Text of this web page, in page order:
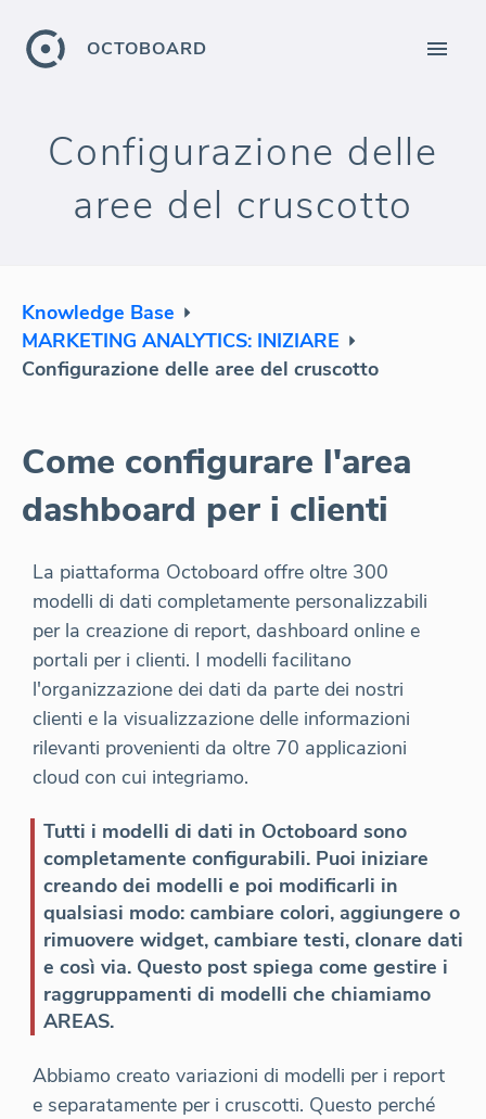
OCTOBOARD
Configurazione delle
aree del cruscotto
Knowledge Base
MARKETING ANALYTICS: INIZIARE
Configurazione delle aree del cruscotto
Come configurare l'area
dashboard per i clienti
La piattaforma Octoboard offre oltre 300
modelli di dati completamente personalizzabili
per la creazione di report, dashboard online e
portali per i clienti. I modelli facilitano
l'organizzazione dei dati da parte dei nostri
clienti e la visualizzazione delle informazioni
rilevanti provenienti da oltre 70 applicazioni
cloud con cui integriamo.
Tutti i modelli di dati in Octoboard sono
completamente configurabili. Puoi iniziare
creando dei modelli e poi modificarli in
qualsiasi modo: cambiare colori, aggiungere o
rimuovere widget, cambiare testi, clonare dati
e così via. Questo post spiega come gestire i
raggruppamenti di modelli che chiamiamo
AREAS.
Abbiamo creato variazioni di modelli per i report
e separatamente per i cruscotti. Questo perché